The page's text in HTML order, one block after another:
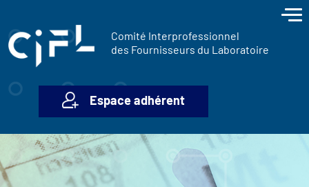
Comité Interprofessionnel
des Fournisseurs du Laboratoire
Espace adhérent